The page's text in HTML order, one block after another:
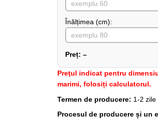
Înălțimea (cm):
Preț: –
Preţul indicat pentru
marimi, folosiți calculatorul.
Termen de producere: 1-2
Procesul de producere și un